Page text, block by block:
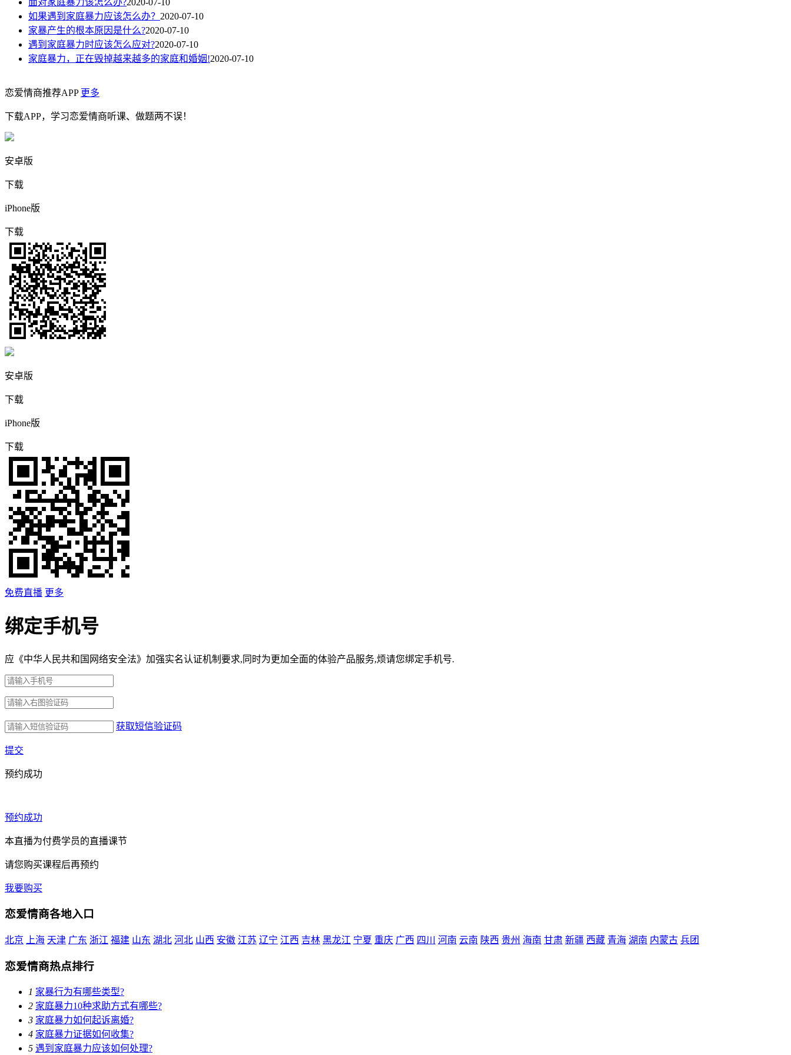
如果遇到家庭暴力应该怎么办？ 2020-07-10
家暴产生的根本原因是什么?2020-07-10
遇到家庭暴力时应该怎么应对?2020-07-10
家庭暴力，正在毁掉越来越多的家庭和婚姻!2020-07-10
恋爱情商推荐APP 更多
下载APP，学习恋爱情商听课、做题两不误！
安卓版
下载
iPhone版
下载
安卓版
下载
iPhone版
下载
免费直播 更多
绑定手机号
应《中华人民共和国网络安全法》加强实名认证机制要求,同时为更加全面的体验产品服务,烦请您绑定手机号.
获取短信验证码
提交
预约成功
预约成功
本直播为付费学员的直播课节
请您购买课程后再预约
我要购买
恋爱情商各地入口
北京 上海 天津 广东 浙江 福建 山东 湖北 河北 山西 安徽 江苏 辽宁 江西 吉林 黑龙江 宁夏 重庆 广西 四川 河南 云南 陕西 贵州 海南 甘肃 新疆 西藏 青海 湖南 内蒙古 兵团
恋爱情商热点排行
1 家暴行为有哪些类型?
2 家庭暴力10种求助方式有哪些?
3 家庭暴力如何起诉离婚?
4 家庭暴力证据如何收集?
5 遇到家庭暴力应该如何处理?